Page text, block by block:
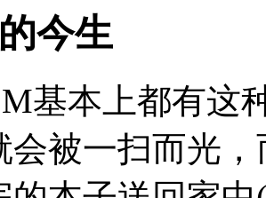
今生
基本上都有这
会被一扫而光